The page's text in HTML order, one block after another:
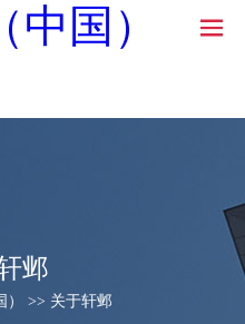
国）
邺
） >> 关于轩邺